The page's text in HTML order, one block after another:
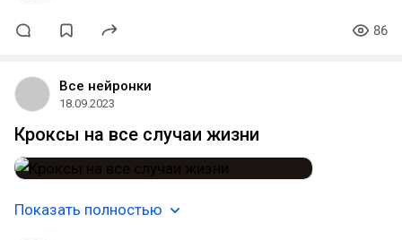
86
Все нейронки
18.09.2023
Кроксы на все случаи жизни
Показать полностью